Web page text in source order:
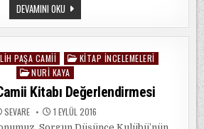
DEVAMINI OKUYOK
EDILEN
TARIHIN
KITABI
PAŞA CAMII
KITAP İNCELEMELERI
NURI KAYA
Kitabı Değerlendirmesi
SEVARE 1 EYLÜL 2016